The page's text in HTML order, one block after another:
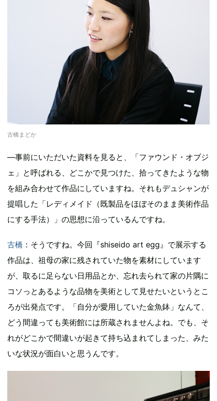
古橋まどか
―事前にいただいた資料を見ると、「ファウンド・オブジ
ェ」と呼ばれる、どこかで見つけた、拾ってきたような物
を組み合わせて作品にしていますね。それもデュシャンが
提唱した「レディメイド（既製品をほぼそのまま美術作品
にする手法）」の思想に沿っているんですね。
古橋 ：そうですね。今回『shiseido art egg』で展示する
作品は、祖母の家に残されていた物を素材にしています
が、取るに足らない日用品とか、忘れ去られて家の片隅に
コソっとあるような品物を美術として見せたいというとこ
ろが出発点です。「自分が愛用していた金魚鉢」なんて、
どう間違っても美術館には所蔵されませんよね。でも、そ
れがどこかで間違いが起きて持ち込まれてしまった、みた
いな状況が面白いと思うんです。